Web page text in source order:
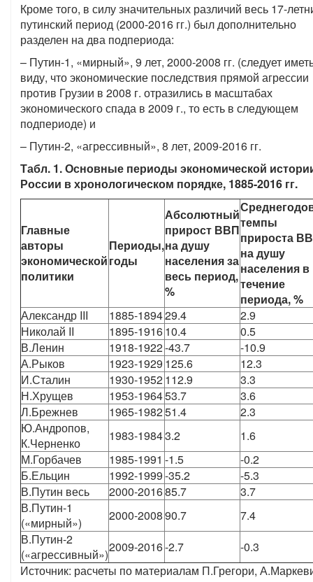
Кроме того, в силу значительных различий весь 17-
путинский период (2000-2016 гг.) был дополнительно
разделен на два подпериода:
– Путин-1, «мирный», 9 лет, 2000-2008 гг. (следует
виду, что экономические последствия прямой агрессии
против Грузии в 2008 г. отразились в масштабах
экономического спада в 2009 г., то есть в следующем
подпериоде) и
– Путин-2, «агрессивный», 8 лет, 2009-2016 гг.
Табл. 1. Основные периоды экономической
России в хронологическом порядке, 1885-2016 гг.
Главные
авторы
экономической
политики
Периоды,
годы
Абсолютный
прирост ВВП
на душу
населения за
весь период,
%
темпы
прироста
на душу
населения в
течение
периода, %
Александр III
1885-189429.4
2.9
Николай II
1895-191610.4
0.5
В.Ленин
1918-1922-43.7
-10.9
А.Рыков
1923-1929 125.6
12.3
И.Сталин
1930-1952112.9
3.3
Н.Хрущев
1953-196453.7
3.6
Л.Брежнев
1965-198251.4
2.3
Ю.Андропов,
К.Черненко
1983-19843.2
1.6
М.Горбачев
1985-1991 -1.5
-0.2
Б.Ельцин
1992-1999-35.2
-5.3
В.Путин весь
2000-201685.7
3.7
В.Путин-1
(«мирный»)
2000-200890.7
7.4
В.Путин-2
(«агрессивный»)2009-2016-2.7
-0.3
Источник: расчеты по материалам П.Грегори,